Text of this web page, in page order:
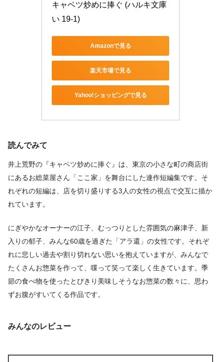
キャベツ炒めに捧ぐ (ハルキ文庫
い 19-1)
Amazonで見る
楽天市場で見る
Yahoo!ショッピングで見る
読んでみて
井上荒野の『キャベツ炒めに捧ぐ』は、東京の小さな町の商店街
にあるお総菜屋さん「ここ家」を舞台にした連作短編集です。そ
れぞれの短編は、店を切り盛りする3人の女性の視点で交互に描か
れています。
にぎやかなオーナーの江子、むっつりとした雰囲気の麻津子、新
入りの郁子、みんな60歳を過ぎた「アラ還」の女性です。それぞ
れに悲しい過去や割り切れない思いを抱えていますが、みんなで
たくさんお惣菜を作って、喋って笑って楽しく生きています。季
節の食べ物を使ったとびきり美味しそうなお惣菜の数々に、思わ
ずお腹がすいてくる作品です。
みんなのレビュー